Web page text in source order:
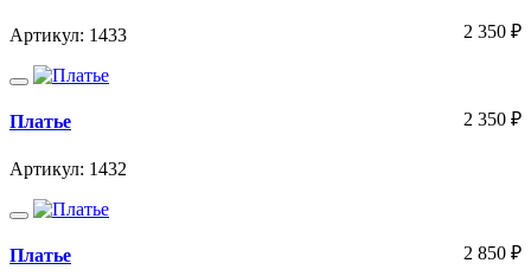
Артикул: 1433 2 350 ₽
Платье
Артикул: 1432
2 350 ₽
Платье 2 850 ₽